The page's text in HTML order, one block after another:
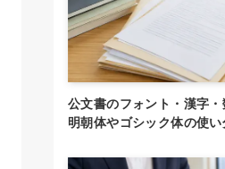
公文書のフォント・漢字・
明朝体やゴシック体の使い